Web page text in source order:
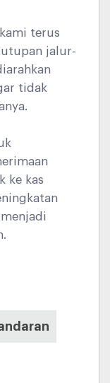
terus
jalur-
tidak
ke kas